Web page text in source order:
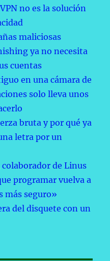
no es la solución
maliciosas
ya no necesita
cuentas
en una cámara de
solo lleva unos
bruta y por qué ya
letra por un
de Linus
programar vuelva a
más seguro»
del disquete con un